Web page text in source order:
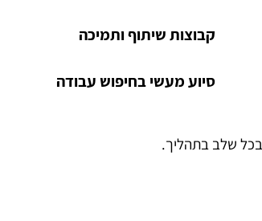
קבוצות שיתוף ותמיכה
סיוע מעשי בחיפוש עבודה
שלב בתהליך.